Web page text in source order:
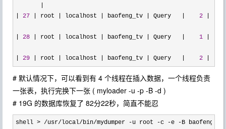
27 | root | localhost | baofeng_tv | Query   | 2
28 | root | localhost | baofeng_tv | Query   | 1
29 | root | localhost | baofeng_tv | Query   | 2
# 默认情况下，可以看到有 4 个线程在插入数据，一个线程负责
一张表，执行完换下一张 ( myloader -u -p -B -d )
# 19G 的数据库恢复了 82分22秒，简直不能忍
shell > /usr/local/bin/mydumper -u root -c -e -B